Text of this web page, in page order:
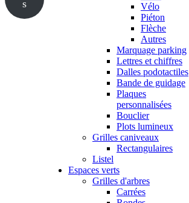
s
Vélo
Piéton
Flèche
Autres
Marquage parking
Lettres et chiffres
Dalles podotactiles
Bande de guidage
Plaques
personnalisées
Bouclier
Plots lumineux
Grilles caniveaux
Rectangulaires
Listel
Espaces verts
Grilles d'arbres
Carrées